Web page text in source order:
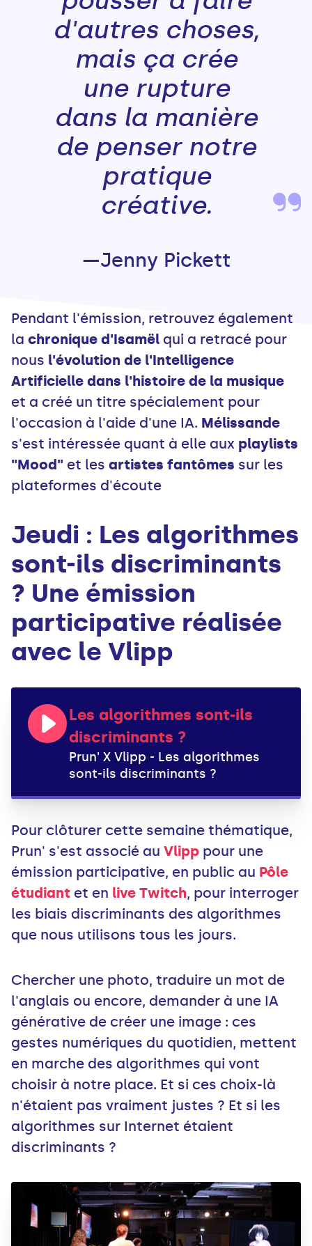
d'autres choses,
mais ça crée
une rupture
dans la manière
de penser notre
pratique
créative.
—Jenny Pickett
Pendant l'émission, retrouvez également
la chronique d'Isamël qui a retracé pour
nous l'évolution de l'Intelligence
Artificielle dans l'histoire de la musique
et a créé un titre spécialement pour
l'occasion à l'aide d'une IA. Mélissande
s'est intéressée quant à elle aux playlists
"Mood" et les artistes fantômes sur les
plateformes d'écoute
Jeudi : Les algorithmes
sont-ils discriminants
? Une émission
participative réalisée
avec le Vlipp
Les algorithmes sont-ils
discriminants ?
Prun' X Vlipp - Les algorithmes
sont-ils discriminants ?
Pour clôturer cette semaine thématique,
Prun' s'est associé au Vlipp pour une
émission participative, en public au Pôle
étudiant et en live Twitch, pour interroger
les biais discriminants des algorithmes
que nous utilisons tous les jours.
Chercher une photo, traduire un mot de
l'anglais ou encore, demander à une IA
générative de créer une image : ces
gestes numériques du quotidien, mettent
en marche des algorithmes qui vont
choisir à notre place. Et si ces choix-là
n'étaient pas vraiment justes ? Et si les
algorithmes sur Internet étaient
discriminants ?